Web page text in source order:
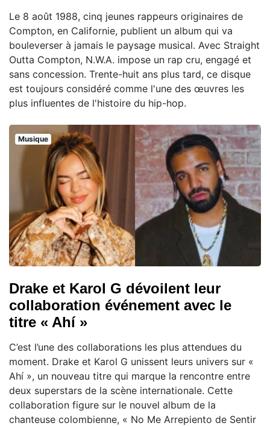
Le 8 août 1988, cinq jeunes rappeurs originaires de
Compton, en Californie, publient un album qui va
bouleverser à jamais le paysage musical. Avec Straight
Outta Compton, N.W.A. impose un rap cru, engagé et
sans concession. Trente-huit ans plus tard, ce disque
est toujours considéré comme l'une des œuvres les
plus influentes de l'histoire du hip-hop.
Musique
Drake et Karol G dévoilent leur
collaboration événement avec le
titre « Ahí »
C’est l’une des collaborations les plus attendues du
moment. Drake et Karol G unissent leurs univers sur «
Ahí », un nouveau titre qui marque la rencontre entre
deux superstars de la scène internationale. Cette
collaboration figure sur le nouvel album de la
chanteuse colombienne, « No Me Arrepiento de Sentir